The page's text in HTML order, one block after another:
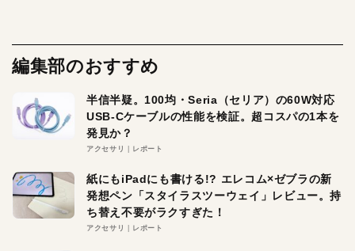
編集部のおすすめ
半信半疑。100均・Seria（セリア）の60W対応
USB-Cケーブルの性能を検証。超コスパの1本を
発見か？
アクセサリ レポート
紙にもiPadにも書ける!? エレコム×ゼブラの新
発想ペン「スタイラスツーウェイ」レビュー。持
ち替え不要がラクすぎた！
アクセサリ レポート